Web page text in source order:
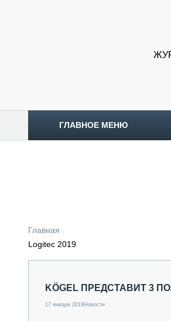
ГЛАВНОЕ МЕНЮ
ОБЗОР РЫНКА
ГРУЗОПЕРЕВОЗКИ
Главная
Logitec 2019
KÖGEL ПРЕДСТАВИТ 3
17 января 2019Новости